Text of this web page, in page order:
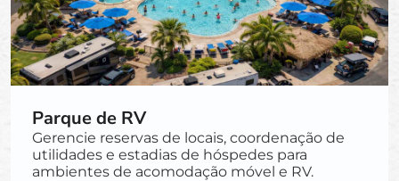
Parque de RV
Gerencie reservas de locais, coordenação de
utilidades e estadias de hóspedes para
ambientes de acomodação móvel e RV.